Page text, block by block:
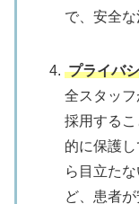
で、安全な
プライバ
全スタッ
採用する
的に保護し
ら目立た
ど、患者